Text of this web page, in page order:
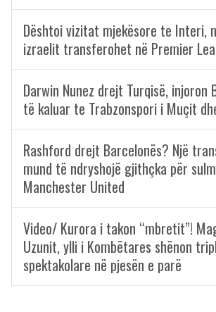
Dështoi vizitat mjekësore te Interi,
izraelit transferohet në Premier
Darwin Nunez drejt Turqisë, injoron
të kaluar te Trabzonspori i Muçit
Rashford drejt Barcelonës? Një
mund të ndryshojë gjithçka për
Manchester United
Video/ Kurora i takon “mbretit”!
Uzunit, ylli i Kombëtares shënon
spektakolare në pjesën e parë